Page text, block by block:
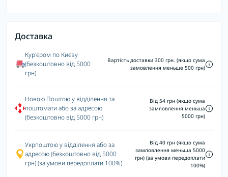
Доставка
Кур'єром по Києву
(безкоштовно від 5000
грн)
Вартість доставки 300 грн. (якщо сума
замовлення меньше 500 грн)
Новою Поштою у відділення та
поштомати або за адресою
(безкоштовно від 5000 грн)
Від 54 грн (якщо сума
замловлення меньша
5000 грн)
Укрпоштою у відділення або за
адресою (безкоштовно від 5000
грн) (за умови передоплати 100%)
Від 40 грн (якщо сума
замловлення меньша 5000
грн) (за умови передоплати
100%)